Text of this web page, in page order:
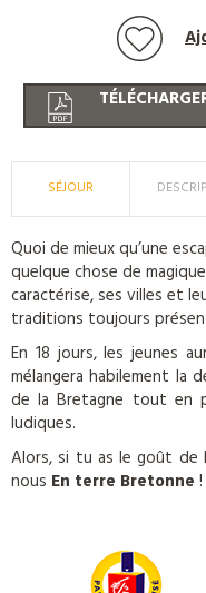
SÉJOUR
Quoi de mieux qu’une
quelque chose de
caractérise, ses villes et
traditions toujours
En 18 jours, les jeunes
mélangera habilement la
de la Bretagne tout en
ludiques.
Alors, si tu as le goût de
nous En terre Bretonne !